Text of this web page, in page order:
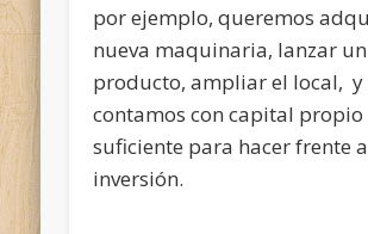
por ejemplo, queremos
nueva maquinaria, lanzar
producto, ampliar el local, y
contamos con capital propio
suficiente para hacer frente
inversión.